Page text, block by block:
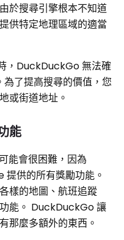
於搜尋引擎根本不知道
供特定地理區域的適當
，DuckDuckGo 無法確
了提高搜尋的價值，您
或街道地址。
能
能會很困難，因為
供的所有獎勵功能。
樣的地圖、航班追蹤
能。 DuckDuckGo 讓
那麼多額外的東西。